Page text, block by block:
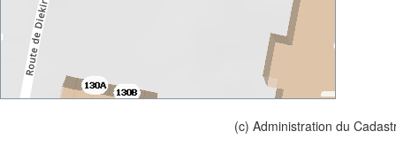
(c) Administration du